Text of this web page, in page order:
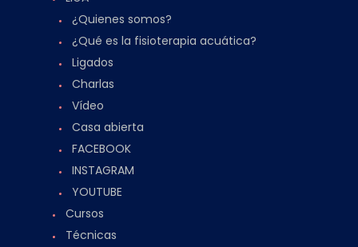
¿Quienes somos?
¿Qué es la fisioterapia acuática?
Ligados
Charlas
Vídeo
Casa abierta
FACEBOOK
INSTAGRAM
YOUTUBE
Cursos
Técnicas